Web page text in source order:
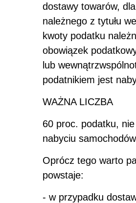
dostawy towarów,
należnego z tytułu
kwoty podatku
obowiązek
lub
podatnikiem jest
WAŻNA LICZBA
60 proc. podatku,
nabyciu
Oprócz tego warto
powstaje:
- w przypadku